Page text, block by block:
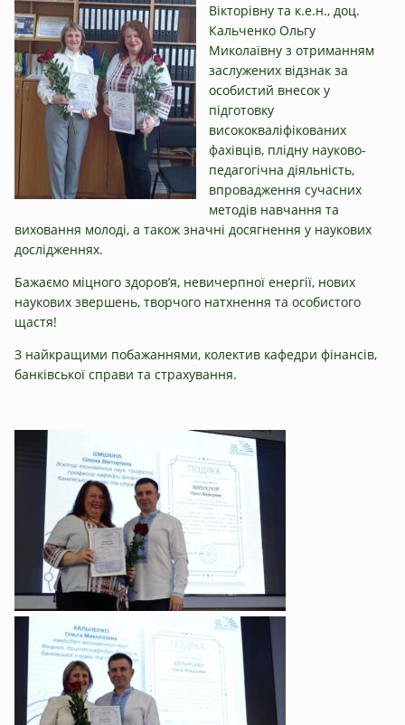
Вікторівну та к.е.н., доц.
Кальченко Ольгу
Миколаївну з отриманням
заслужених відзнак за
особистий внесок у
підготовку
висококваліфікованих
фахівців, плідну науково-
педагогічна діяльність,
впровадження сучасних
методів навчання та
виховання молоді, а також значні досягнення у наукових
дослідженнях.
Бажаємо міцного здоров’я, невичерпної енергії, нових
наукових звершень, творчого натхнення та особистого
щастя!
З найкращими побажаннями, колектив кафедри фінансів,
банківської справи та страхування.